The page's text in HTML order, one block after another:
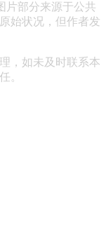
片部分来源于公共
始状况，但作者发
，如未及时联系本
。